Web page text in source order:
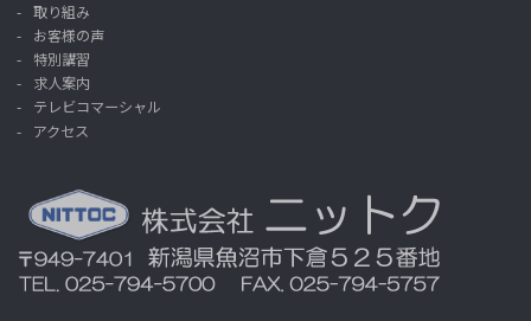
取り組み
お客様の声
特別講習
求人案内
テレビコマーシャル
アクセス